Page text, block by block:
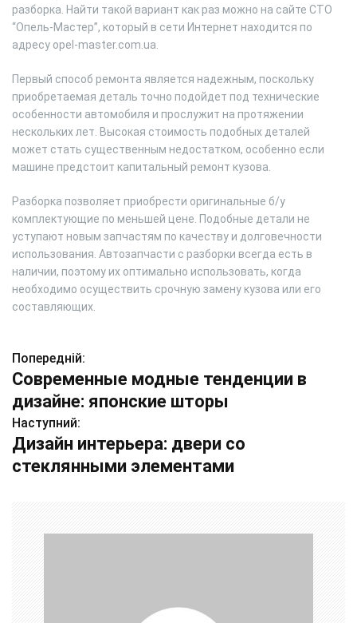
разборка. Найти такой вариант как раз можно на сайте СТО
“Опель-Мастер”, который в сети Интернет находится по
адресу opel-master.com.ua.
Первый способ ремонта является надежным, поскольку
приобретаемая деталь точно подойдет под технические
особенности автомобиля и прослужит на протяжении
нескольких лет. Высокая стоимость подобных деталей
может стать существенным недостатком, особенно если
машине предстоит капитальный ремонт кузова.
Разборка позволяет приобрести оригинальные б/у
комплектующие по меньшей цене. Подобные детали не
уступают новым запчастям по качеству и долговечности
использования. Автозапчасти с разборки всегда есть в
наличии, поэтому их оптимально использовать, когда
необходимо осуществить срочную замену кузова или его
составляющих.
Н
а
в
і
Попередній:
Современные модные тенденции в
дизайне: японские шторы
Наступний:
Дизайн интерьера: двери со
стеклянными элементами